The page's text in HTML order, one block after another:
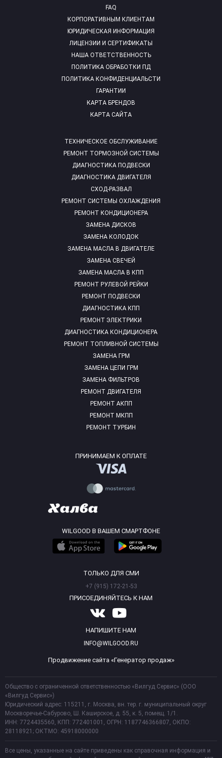
FAQ
ТЕХНИЧЕСКОЕ ОБСЛУЖИВАНИЕ
РЕМОНТ ТОРМОЗНОЙ СИСТЕМЫ
ДИАГНОСТИКА ПОДВЕСКИ
ДИАГНОСТИКА ДВИГАТЕЛЯ
СХОД-РАЗВАЛ
РЕМОНТ СИСТЕМЫ ОХЛАЖДЕНИЯ
РЕМОНТ КОНДИЦИОНЕРА
ЗАМЕНА ДИСКОВ
ЗАМЕНА КОЛОДОК
ЗАМЕНА МАСЛА В ДВИГАТЕЛЕ
ЗАМЕНА СВЕЧЕЙ
ЗАМЕНА МАСЛА В КПП
РЕМОНТ РУЛЕВОЙ РЕЙКИ
РЕМОНТ ПОДВЕСКИ
ДИАГНОСТИКА КПП
РЕМОНТ ЭЛЕКТРИКИ
ДИАГНОСТИКА КОНДИЦИОНЕРА
РЕМОНТ ТОПЛИВНОЙ СИСТЕМЫ
ЗАМЕНА ГРМ
ЗАМЕНА ЦЕПИ ГРМ
ЗАМЕНА ФИЛЬТРОВ
РЕМОНТ ДВИГАТЕЛЯ
РЕМОНТ АКПП
РЕМОНТ МКПП
РЕМОНТ ТУРБИН
КОРПОРАТИВНЫМ КЛИЕНТАМ
ЮРИДИЧЕСКАЯ ИНФОРМАЦИЯ
ЛИЦЕНЗИИ И СЕРТИФИКАТЫ
НАША ОТВЕТСТВЕННОСТЬ
ПОЛИТИКА ОБРАБОТКИ ПД
ПОЛИТИКА КОНФИДЕНЦИАЛЬСТИ
ГАРАНТИИ
КАРТА БРЕНДОВ
КАРТА САЙТА
ПРИНИМАЕМ К ОПЛАТЕ
WILGOOD В ВАШЕМ СМАРТФОНЕ
ТОЛЬКО ДЛЯ СМИ
+7 (915) 172-21-53
ПРИСОЕДИНЯЙТЕСЬ К НАМ
НАПИШИТЕ НАМ
INFO@WILGOOD.RU
Продвижение сайта «Генератор продаж»
Общество с ограниченной ответственностью «Вилгуд Сервис» (ООО
«Вилгуд Сервис»)
Юридический адрес: 115211, г. Москва, вн. тер. г. муниципальный округ
Москворечье-Сабурово, Ш. Каширское, д. 55, к. 5, помещ. 1/1.
ИНН: 7724435560, КПП: 772401001, ОГРН: 1187746366807, ОКПО:
28118921; ОКТМО: 45918000000
Все цены, указанные на сайте приведены как справочная информация и